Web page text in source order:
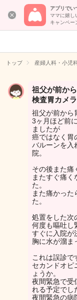
アプリでい
ママに嬉し
キャンペー
トップ 産婦人科・小児
祖父が前か
検査胃カメ
祖父が前から
3ヶ月ほど前
ましたが
癌ではなく胃
バルーンを入
院。
その後また痛
またすぐ痛
た。
また痛かっ
た。
処置をした次
何度も嘔吐し
すぐに入院が
胸に水が溜ま
これは誤診で
セカンドオピ
ょうか。
夜間緊急で受
れる予定でし
夜間緊急の病